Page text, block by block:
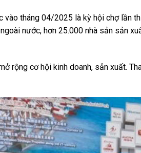
vào tháng 04/2025 là kỳ hội chợ lần
nước, hơn 25.000 nhà sản sản
rộng cơ hội kinh doanh, sản xuất.